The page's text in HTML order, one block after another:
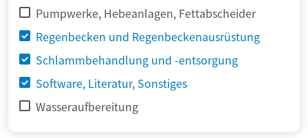
Pumpwerke, Hebeanlagen, Fettabscheider
Regenbecken und Regenbeckenausrüstung
Schlammbehandlung und -entsorgung
Software, Literatur, Sonstiges
Wasseraufbereitung